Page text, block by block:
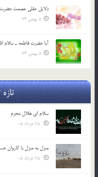
دلايل عقلي عصمت حضرت
5 بهمن 94
آيا حضرت فاطمه ـ سلام
5 بهمن 94
سلام ای هلال محرم
منزل به منزل با کاروان